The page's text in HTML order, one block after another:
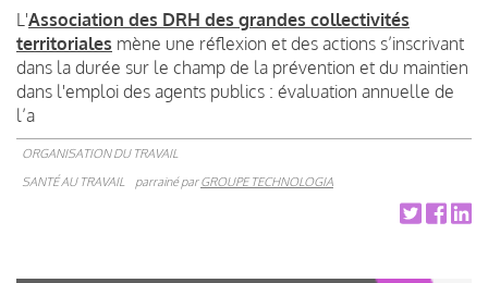
L'Association des DRH des grandes collectivités
territoriales mène une réflexion et des actions s’inscrivant
dans la durée sur le champ de la prévention et du maintien
dans l'emploi des agents publics : évaluation annuelle de
l’a
ORGANISATION DU TRAVAIL
SANTÉ AU TRAVAIL
parrainé parGROUPE TECHNOLOGIA